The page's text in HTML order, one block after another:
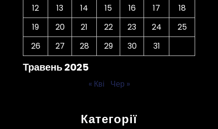
Травень 2025
12
13 14 15 16 17
18
19
20 21 22 23 24
25
26
27 28 29 30 31
« Кві Чер »
Категорії